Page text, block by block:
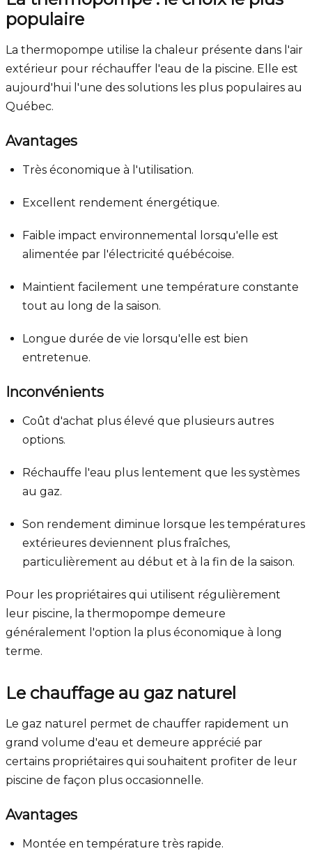
populaire
La thermopompe utilise la chaleur présente dans l'air
extérieur pour réchauffer l'eau de la piscine. Elle est
aujourd'hui l'une des solutions les plus populaires au
Québec.
Avantages
Très économique à l'utilisation.
Excellent rendement énergétique.
Faible impact environnemental lorsqu'elle est
alimentée par l'électricité québécoise.
Maintient facilement une température constante
tout au long de la saison.
Longue durée de vie lorsqu'elle est bien
entretenue.
Inconvénients
Coût d'achat plus élevé que plusieurs autres
options.
Réchauffe l'eau plus lentement que les systèmes
au gaz.
Son rendement diminue lorsque les températures
extérieures deviennent plus fraîches,
particulièrement au début et à la fin de la saison.
Pour les propriétaires qui utilisent régulièrement
leur piscine, la thermopompe demeure
généralement l'option la plus économique à long
terme.
Le chauffage au gaz naturel
Le gaz naturel permet de chauffer rapidement un
grand volume d'eau et demeure apprécié par
certains propriétaires qui souhaitent profiter de leur
piscine de façon plus occasionnelle.
Avantages
Montée en température très rapide.